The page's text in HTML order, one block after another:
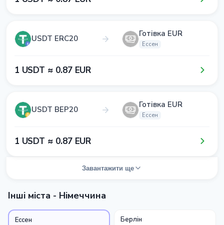
USDT ERC20 Готівка EUR
Ессен
1​ USDT ≈ 0​.8​7​ EUR
USDT BEP20 Готівка EUR
Ессен
1​ USDT ≈ 0​.8​7​ EUR
Завантажити ще
Інші міста - Німеччина
Ессен Берлін